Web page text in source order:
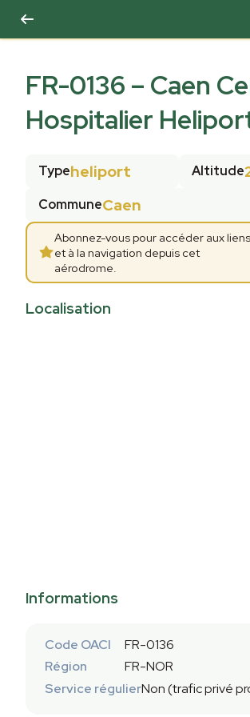
FR-0136 – Caen
Hospitalier
Typeheliport Altitude
CommuneCaen
Abonnez-vous pour accéder aux liens
et à la navigation depuis cet
aérodrome.
Localisation
Informations
Code OACI
FR-0136
Région
FR-NOR
Service régulierNon (trafic privé